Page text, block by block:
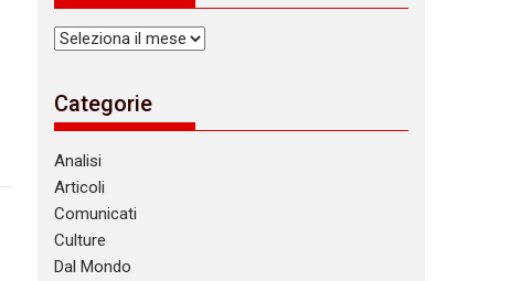
Archivi
Categorie
Analisi
Articoli
Comunicati
Culture
Dal Mondo